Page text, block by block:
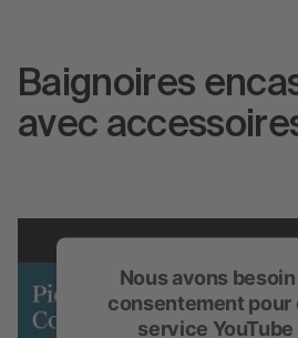
Baignoires
avec
Nous avons
consentement pour
service YouTube